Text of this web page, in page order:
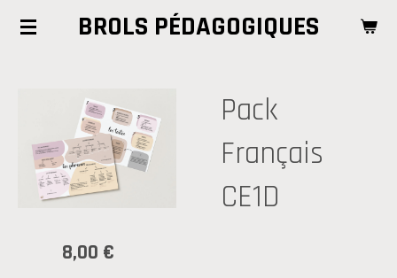
Passer
BROLS PÉDAGOGIQUES
Pack
Français
CE1D
8,00 €